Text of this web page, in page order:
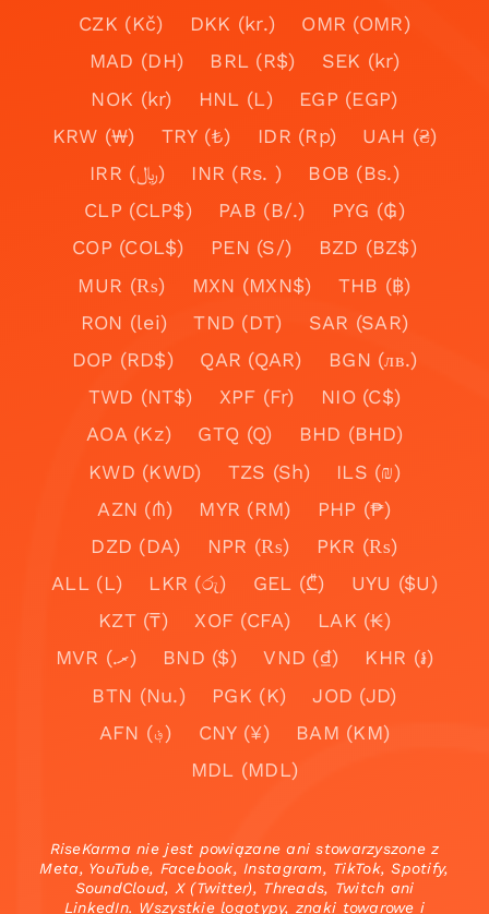
CZK (Kč)
DKK (kr.)
OMR (OMR)
MAD (DH)
BRL (R$)
SEK (kr)
NOK (kr)
HNL (L)
EGP (EGP)
KRW (₩)
TRY (₺) IDR (Rp)
UAH (₴)
IRR (﷼)
INR (Rs. )
BOB (Bs.)
CLP (CLP$)
PAB (B/.)
PYG (₲)
COP (COL$)
PEN (S/)
BZD (BZ$)
MUR (₨)
MXN (MXN$)
THB (฿)
RON (lei)
TND (DT)
SAR (SAR)
DOP (RD$)
QAR (QAR)
BGN (лв.)
TWD (NT$)
XPF (Fr)
NIO (C$)
AOA (Kz)
GTQ (Q)
BHD (BHD)
KWD (KWD)
TZS (Sh)
ILS (₪)
AZN (₼)
MYR (RM)
PHP (₱)
DZD (DA)
NPR (₨)
PKR (₨)
ALL (L)
LKR (රු) GEL (₾)
UYU ($U)
KZT (₸)
XOF (CFA)
LAK (₭)
MVR (.ރ)
BND ($) VND (₫)
KHR (៛)
BTN (Nu.)
PGK (K)
JOD (JD)
AFN (؋)
CNY (¥)
BAM (KM)
MDL (MDL)
RiseKarma nie jest powiązane ani stowarzyszone z
Meta, YouTube, Facebook, Instagram, TikTok, Spotify,
SoundCloud, X (Twitter), Threads, Twitch ani
LinkedIn. Wszystkie logotypy, znaki towarowe i